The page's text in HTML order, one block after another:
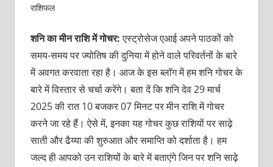
राशिफल
शनि का मीन राशि में गोचर:एस्ट्रोसेज एआई अपने पाठकों को
समय-समय पर ज्योतिष की दुनिया में होने वाले परिवर्तनों के बारे
में अवगत करवाता रहा है। आज के इस ब्लॉग में हम शनि गोचर के
बारे में विस्तार से चर्चा करेंगे। बता दें कि शनि देव 29 मार्च
2025 की रात 10 बजकर 07 मिनट पर मीन राशि में गोचर
करने जा रहे हैं। ऐसे में, इनका यह गोचर कुछ राशियों पर साढ़े
साती और ढैय्या की शुरुआत और समाप्ति को दर्शाता है। हम
जल्द ही आपको उन राशियों के बारे में बताएंगे जिन पर शनि साढ़े